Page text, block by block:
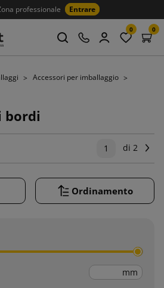
professionale Entrare
0 0
Accessori per imballaggio
bordi
1 di 2
Ordinamento
mm